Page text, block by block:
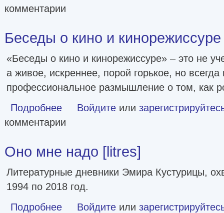
комментарии
Беседы о кино и
«Беседы о кино и кинорежиссуре» – это не
а живое, искреннее, порой горькое, но всегда
профессиональное размышление о том, как
Подробнее о Беседы о кино и кинорежиссуре [litres]
Войдите или
комментарии
Оно мне надо [litres]
Литературные дневники Эмира Кустурицы,
1994 по 2018 год.
Подробнее о Оно мне надо [litres]
Войдите или